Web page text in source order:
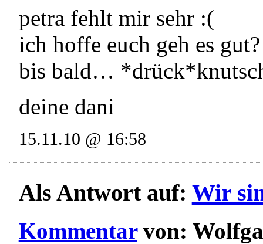
petra fehlt mir sehr :(
ich hoffe euch geh es gut?
bis bald…
deine dani
15.11.10 @ 16:58
Als Antwort auf: Wir
Kommentarvon: